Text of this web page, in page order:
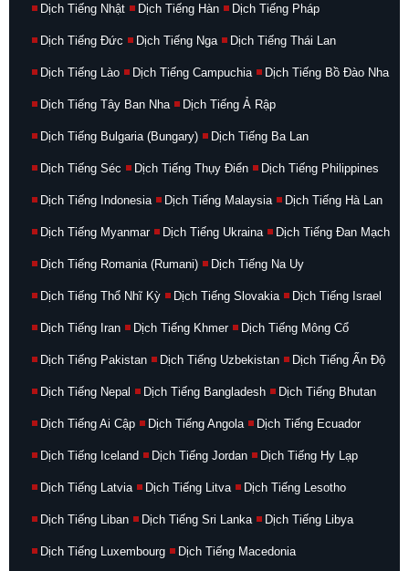
Dịch Tiếng Nhật Dịch Tiếng Hàn Dịch Tiếng Pháp
Dịch Tiếng Đức Dịch Tiếng Nga Dịch Tiếng Thái Lan
Dịch Tiếng Lào Dịch Tiếng Campuchia Dịch Tiếng Bồ Đào Nha
Dịch Tiếng Tây Ban Nha Dịch Tiếng Ả Rập
Dịch Tiếng Bulgaria (Bungary) Dịch Tiếng Ba Lan
Dịch Tiếng Séc Dịch Tiếng Thụy Điển Dịch Tiếng Philippines
Dịch Tiếng Indonesia Dịch Tiếng Malaysia Dịch Tiếng Hà Lan
Dịch Tiếng Myanmar Dịch Tiếng Ukraina Dịch Tiếng Đan Mạch
Dịch Tiếng Romania (Rumani) Dịch Tiếng Na Uy
Dịch Tiếng Thổ Nhĩ Kỳ Dịch Tiếng Slovakia Dịch Tiếng Israel
Dịch Tiếng Iran Dịch Tiếng Khmer Dịch Tiếng Mông Cổ
Dịch Tiếng Pakistan Dịch Tiếng Uzbekistan Dịch Tiếng Ấn Độ
Dịch Tiếng Nepal Dịch Tiếng Bangladesh Dịch Tiếng Bhutan
Dịch Tiếng Ai Cập Dịch Tiếng Angola Dịch Tiếng Ecuador
Dịch Tiếng Iceland Dịch Tiếng Jordan Dịch Tiếng Hy Lạp
Dịch Tiếng Latvia Dịch Tiếng Litva Dịch Tiếng Lesotho
Dịch Tiếng Liban Dịch Tiếng Sri Lanka Dịch Tiếng Libya
Dịch Tiếng Luxembourg Dịch Tiếng Macedonia